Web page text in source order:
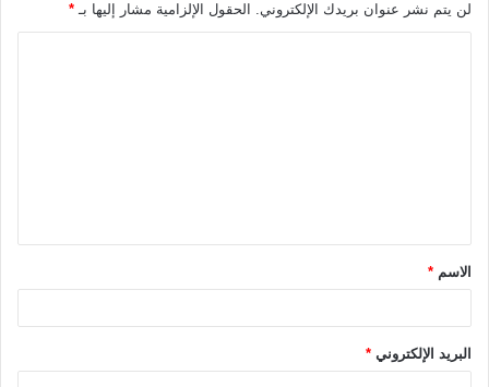
لن يتم نشر عنوان بريدك الإلكتروني. الحقول الإلزامية مشار إليها بـ *
ق
*الاسم *
البريد الإلكتروني *